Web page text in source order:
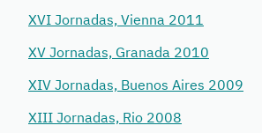
XVI Jornadas, Vienna 2011
XV Jornadas, Granada 2010
XIV Jornadas, Buenos Aires 2009
XIII Jornadas, Rio 2008